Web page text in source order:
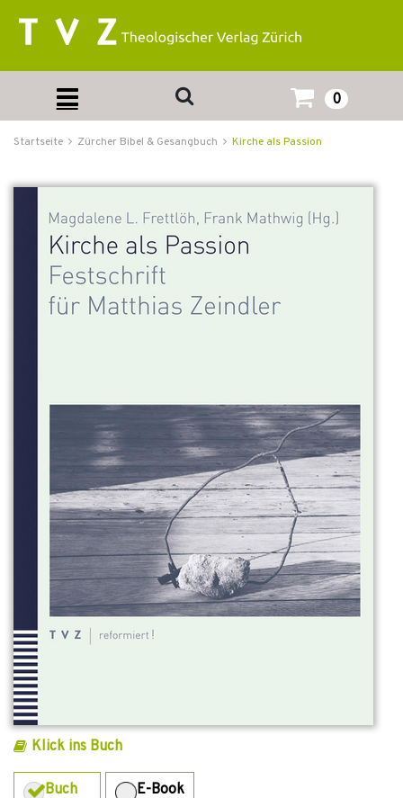
0
Startseite Zürcher Bibel & Gesangbuch Kirche als Passion
Klick ins Buch
Buch E-Book